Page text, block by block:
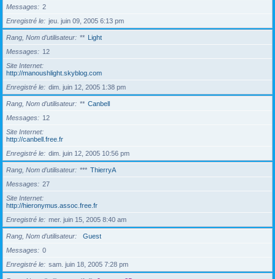
Messages
2
Enregistré le
jeu. juin 09, 2005 6:13 pm
Rang, Nom d’utilisateur ** Light
Messages
12
Site Internet
http://manoushlight.skyblog.com
Enregistré le
dim. juin 12, 2005 1:38 pm
Rang, Nom d’utilisateur ** Canbell
Messages
12
Site Internet
http://canbell.free.fr
Enregistré le
dim. juin 12, 2005 10:56 pm
Rang, Nom d’utilisateur *** ThierryA
Messages
27
Site Internet
http://hieronymus.assoc.free.fr
Enregistré le
mer. juin 15, 2005 8:40 am
Rang, Nom d’utilisateur
Guest
Messages
0
Enregistré le
sam. juin 18, 2005 7:28 pm